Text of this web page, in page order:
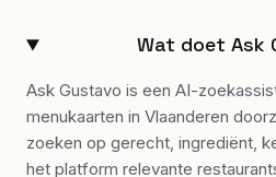
Wat doet Ask
Ask Gustavo is een AI-
menukaarten in Vlaanderen
zoeken op gerecht, ingrediënt,
het platform relevante